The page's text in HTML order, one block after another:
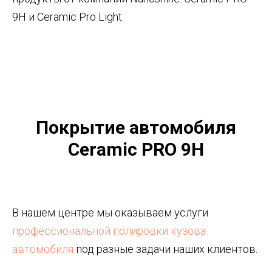
9H и Ceramic Pro Light.
Покрытие автомобиля
Ceramic PRO 9H
В нашем центре мы оказываем услуги
профессиональной полировки кузова
автомобиля под разные задачи наших клиентов.